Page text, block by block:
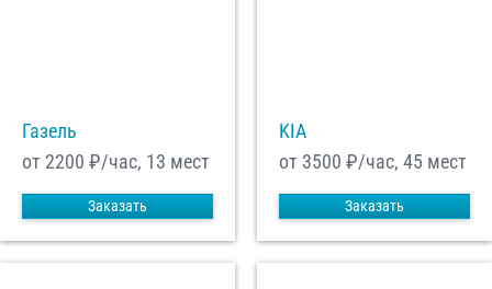
Газель
от 2200 ₽/час, 13 мест
Заказать
KIA
от 3500 ₽/час, 45 мест
Заказать